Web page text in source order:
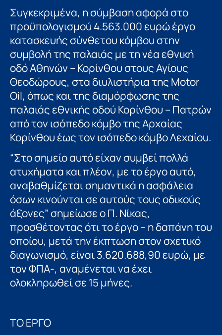
Συγκεκριμένα, η σύμβαση αφορά στο
προϋπολογισμού 4.563.000 ευρώ έργο
κατασκευής σύνθετου κόμβου στην
συμβολή της παλαιάς με τη νέα εθνική
οδό Αθηνών – Κορίνθου στους Αγίους
Θεοδώρους, στα διυλιστήρια της Μotor
Οil, όπως και της διαμόρφωσης της
παλαιάς εθνικής οδού Κορίνθου – Πατρών
από τον ισόπεδο κόμβο της Αρχαίας
Κορίνθου έως τον ισόπεδο κόμβο Λεχαίου.
“Στο σημείο αυτό είχαν συμβεί πολλά
ατυχήματα και πλέον, με το έργο αυτό,
αναβαθμίζεται σημαντικά η ασφάλεια
όσων κινούνται σε αυτούς τους οδικούς
άξονες” σημείωσε ο Π. Νίκας,
προσθέτοντας ότι το έργο – η δαπάνη του
οποίου, μετά την έκπτωση στον σχετικό
διαγωνισμό, είναι 3.620.688,90 ευρώ, με
τον ΦΠΑ-, αναμένεται να έχει
ολοκληρωθεί σε 15 μήνες.
ΤΟ ΕΡΓΟ